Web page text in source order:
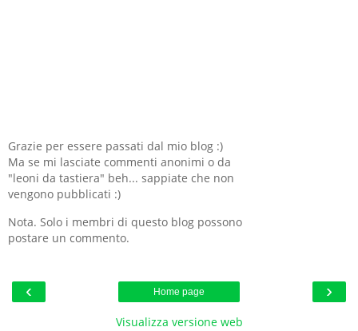
Grazie per essere passati dal mio blog :)
Ma se mi lasciate commenti anonimi o da
"leoni da tastiera" beh... sappiate che non
vengono pubblicati :)
Nota. Solo i membri di questo blog possono
postare un commento.
‹ ›
Home page
Visualizza versione web